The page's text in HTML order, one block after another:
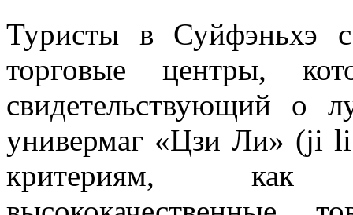
Туристы в Суйфэньхэ
торговые центры,
свидетельствующий о
универмаг «Цзи Ли» (ji
критериям, как